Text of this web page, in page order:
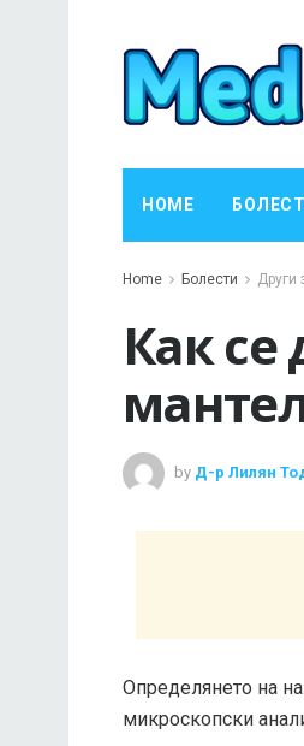
HOME
Home Болести Други
Как се
by Д-р Лилян
Определянето на
микроскопски